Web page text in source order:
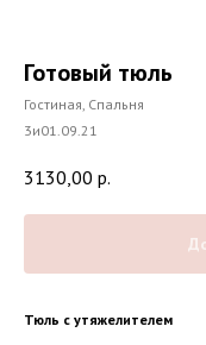
Готовый тюль
Гостиная, Спальня
3и01.09.21
3130,00 р.
Тюль с утяжелителем